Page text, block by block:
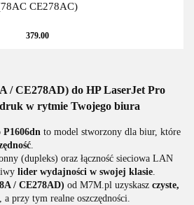
CE278AC)
379.00
/ CE278AD) do HP LaserJet Pro
w rytmie Twojego biura
P1606dn to model stworzony dla biur, które
.
(dupleks) oraz łączność sieciowa LAN
lider wydajności w swojej klasie.
/ CE278AD) od M7M.pl uzyskasz czyste,
, a przy tym realne oszczędności.